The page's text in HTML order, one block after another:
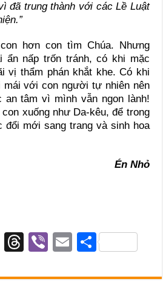
đã trung thành với các Lề Luật
hơn con tìm Chúa. Nhưng
ẩn nấp trốn tránh, có khi mặc
vị thẩm phán khắt khe. Có khi
mái với con người tự nhiên nên
an tâm vì mình vẫn ngon lành!
xuống như Da-kêu, để trong
mới sang trang và sinh hoa
Nhỏ
X
T
e
Vi
er
E
ail
S
ar